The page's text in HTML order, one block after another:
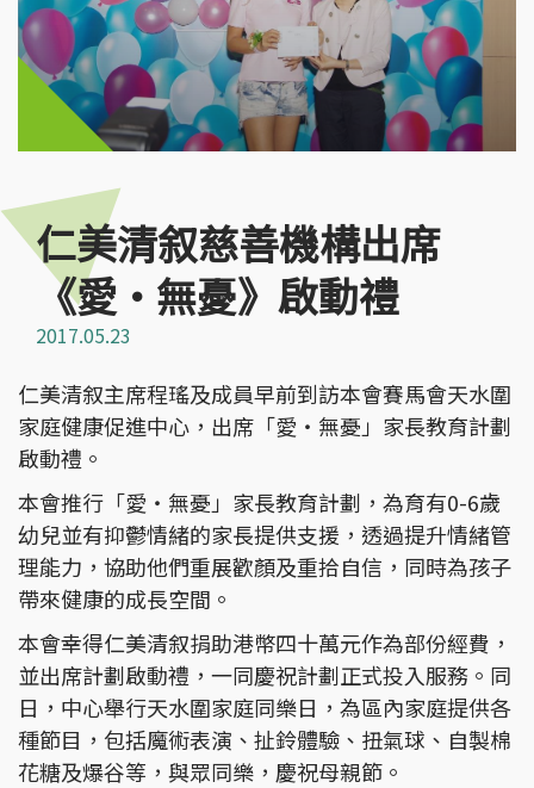
仁美清叙慈善機構出席
《愛·無憂》啟動禮
2017.05.23
仁美清叙主席程瑤及成員早前到訪本會賽馬會天水圍
家庭健康促進中心，出席「愛‧無憂」家長教育計劃
啟動禮。
本會推行「愛‧無憂」家長教育計劃，為育有0-6歲
幼兒並有抑鬱情緒的家長提供支援，透過提升情緒管
理能力，協助他們重展歡顏及重拾自信，同時為孩子
帶來健康的成長空間。
本會幸得仁美清叙捐助港幣四十萬元作為部份經費，
並出席計劃啟動禮，一同慶祝計劃正式投入服務。同
日，中心舉行天水圍家庭同樂日，為區內家庭提供各
種節目，包括魔術表演、扯鈴體驗、扭氣球、自製棉
花糖及爆谷等，與眾同樂，慶祝母親節。